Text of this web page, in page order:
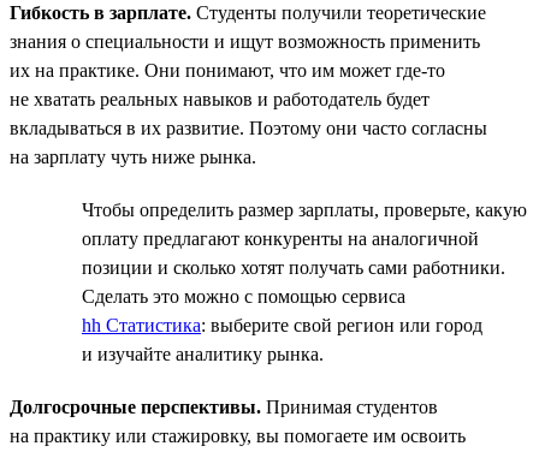
Гибкость в зарплате. Студенты получили теоретические
знания о специальности и ищут возможность применить
их на практике. Они понимают, что им может где-то
не хватать реальных навыков и работодатель будет
вкладываться в их развитие. Поэтому они часто согласны
на зарплату чуть ниже рынка.
Чтобы определить размер зарплаты, проверьте, какую
оплату предлагают конкуренты на аналогичной
позиции и сколько хотят получать сами работники.
Сделать это можно с помощью сервиса
hh Статистика: выберите свой регион или город
и изучайте аналитику рынка.
Долгосрочные перспективы. Принимая студентов
на практику или стажировку, вы помогаете им освоить